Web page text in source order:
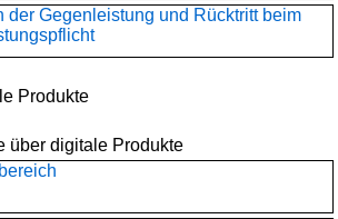
der Gegenleistung und Rücktritt beim
Produkte
über digitale Produkte